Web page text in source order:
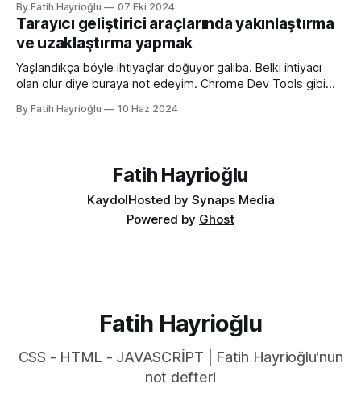
fonksiyonu gibi yazım kolaylığı sağlayan özellikler. lightdark()
fonksiyonu mevcut uyumlu web yazımındaki büyük sorun
olan aşağıdaki kullanımı daha anlaşılır ve düzenli hale
getirmeye yarıyor. :root { color-scheme:
By Fatih Hayrioğlu 07 Eki 2024
Tarayıcı geliştirici araçlarında yakınlaştırma
ve uzaklaştırma yapmak
Yaşlandıkça böyle ihtiyaçlar doğuyor galiba. Belki ihtiyacı
olan olur diye buraya not edeyim. Chrome Dev Tools gibi
küçük mesela :) Yazı boyutlarını büyütmek için Cmd + + and
By Fatih Hayrioğlu 10 Haz 2024
Fatih Hayrioğlu
KaydolHosted by Synaps Media
Powered by Ghost
Fatih Hayrioğlu
CSS - HTML - JAVASCRİPT | Fatih Hayrioğlu'nun
not defteri